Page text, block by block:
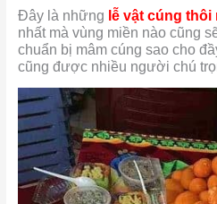
Đây là những lễ vật cúng thôi
nhất mà vùng miền nào cũng
chuẩn bị mâm cúng sao cho
cũng được nhiều người chú